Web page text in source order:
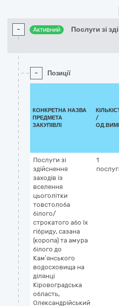
- Активний Послуги зі
- Позиції
КОНКРЕТНА НАЗВА
ПРЕДМЕТА
ЗАКУПІВЛІ
/
Послуги зі
здійснення
заходів із
вселення
цьоголітки
товстолоба
білого/
строкатого або їх
гібриду, сазана
(коропа) та амура
білого до
Кам’янського
водосховища на
ділянці
Кіровоградська
область,
Олександрійський
1